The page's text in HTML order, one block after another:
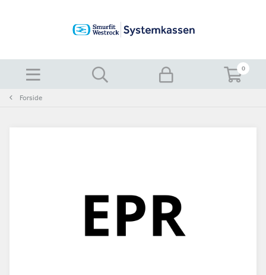
0
Forside